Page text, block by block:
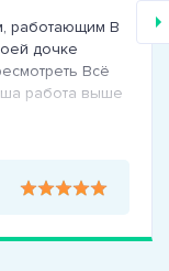
работающим В
дочке
Всё
работа выше